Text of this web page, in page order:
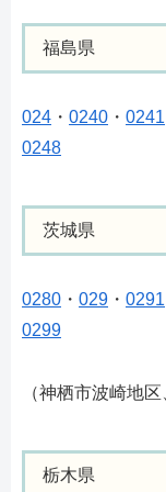
福島県
024 ・ 0240 ・ 0241
0248
茨城県
0280 ・ 029 ・ 0291
0299
（神栖市波崎地
栃木県